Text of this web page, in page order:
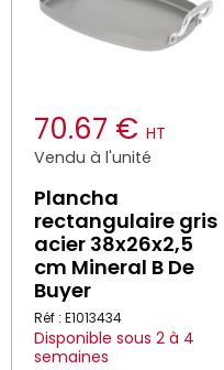
70.67 € HT
Vendu à l'unité
Plancha
rectangulaire gris
acier 38x26x2,5
cm Mineral B De
Buyer
Réf : E1013434
Disponible sous 2 à 4
semaines